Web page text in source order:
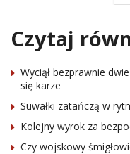
Czytaj
Wyciął bezprawnie
się karze
Suwałki zatańczą w
Kolejny wyrok za
Czy wojskowy